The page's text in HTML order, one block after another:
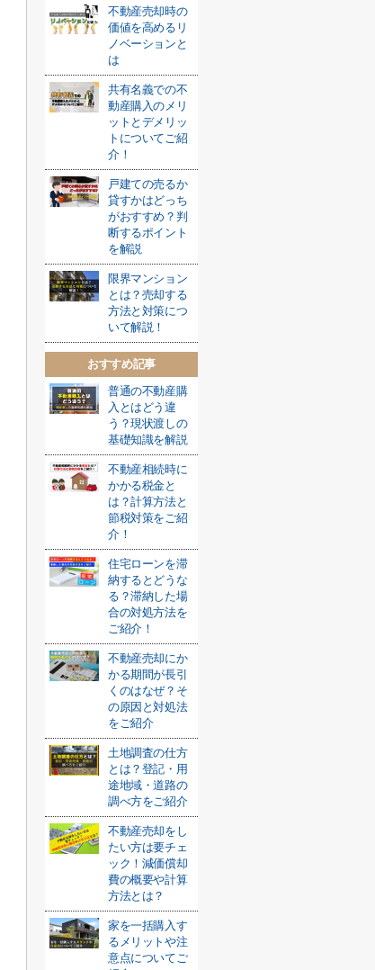
不動産売却時の
価値を高めるリ
ノベーションと
は
共有名義での不
動産購入のメリ
ットとデメリッ
トについてご紹
介！
戸建ての売るか
貸すかはどっち
がおすすめ？判
断するポイント
を解説
限界マンション
とは？売却する
方法と対策につ
いて解説！
おすすめ記事
普通の不動産購
入とはどう違
う？現状渡しの
基礎知識を解説
不動産相続時に
かかる税金と
は？計算方法と
節税対策をご紹
介！
住宅ローンを滞
納するとどうな
る？滞納した場
合の対処方法を
ご紹介！
不動産売却にか
かる期間が長引
くのはなぜ？そ
の原因と対処法
をご紹介
土地調査の仕方
とは？登記・用
途地域・道路の
調べ方をご紹介
不動産売却をし
たい方は要チェ
ック！減価償却
費の概要や計算
方法とは？
家を一括購入す
るメリットや注
意点についてご